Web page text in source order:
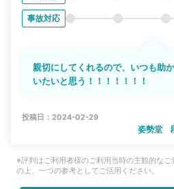
事故対応
親切にしてくれるので、いつも助
いたいと思う！！！！！！！
投稿日：2024-02-29
姿勢堂
※評判はご利用者様のご利用当時の主観的な
の上、一つの参考としてご活用ください。